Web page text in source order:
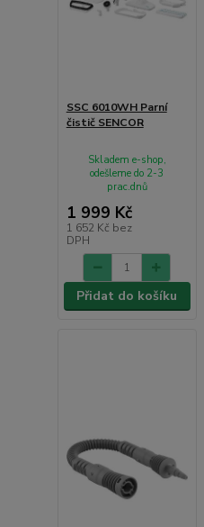
SSC 6010WH Parní
čistič SENCOR
1 999 Kč
1 652 Kč bez
DPH
Skladem e-shop,
odešleme do 2-3
prac.dnů
Přidat do košíku